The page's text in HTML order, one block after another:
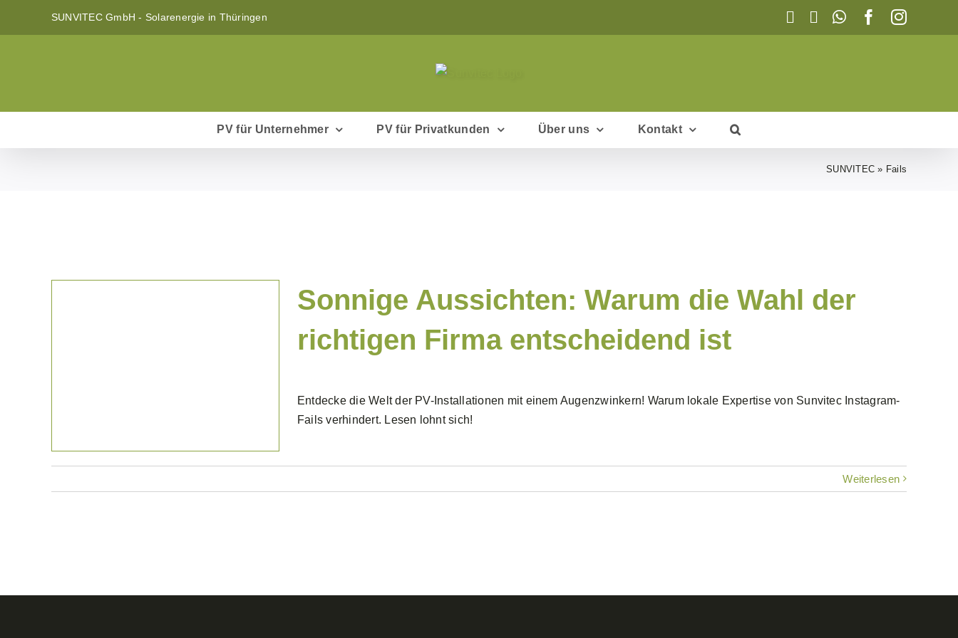
SUNVITEC GmbH - Solarenergie in Thüringen Telefon
E-
Mail
WhatsAppFacebook
PV für Unternehmer PV für Privatkunden Über uns Kontakt
SUNVITEC » Fails
Sonnige Aussichten: Warum die Wahl der
richtigen Firma entscheidend ist
Entdecke die Welt der PV-Installationen mit einem Augenzwinkern! Warum lokale Expertise von Sunvitec Instagram-
Fails verhindert. Lesen lohnt sich!
Weiterlesen